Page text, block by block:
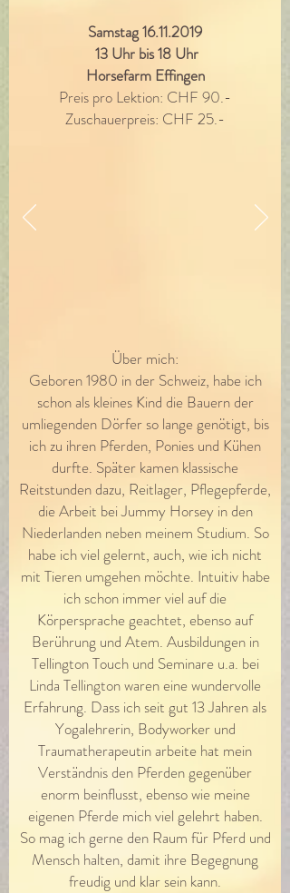
Samstag16.11.2019
13 Uhr bis 18 Uhr
Horsefarm Effingen
Preis pro Lektion: CHF 90.-
Zuschauerpreis: CHF 25.-
Über mich:
Geboren 1980 in der Schweiz, habe ich
schon als kleines Kind die Bauern der
umliegenden Dörfer so lange genötigt, bis
ich zu ihren Pferden, Ponies und Kühen
durfte. Später kamen klassische
Reitstunden dazu, Reitlager, Pflegepferde,
die Arbeit bei Jummy Horsey in den
Niederlanden neben meinem Studium. So
habe ich viel gelernt, auch, wie ich nicht
mit Tieren umgehen möchte. Intuitiv habe
ich schon immer viel auf die
Körpersprache geachtet, ebenso auf
Berührung und Atem. Ausbildungen in
Tellington Touch und Seminare u.a. bei
Linda Tellington waren eine wundervolle
Erfahrung. Dass ich seit gut 13 Jahren als
Yogalehrerin, Bodyworker und
Traumatherapeutin arbeite hat mein
Verständnis den Pferden gegenüber
enorm beinflusst, ebenso wie meine
eigenen Pferde mich viel gelehrt haben.
So mag ich gerne den Raum für Pferd und
Mensch halten, damit ihre Begegnung
freudig und klar sein kann.